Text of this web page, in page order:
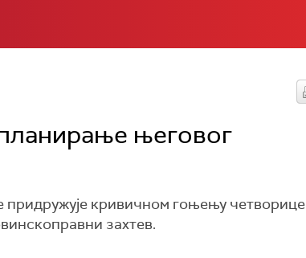
његовог
придружује кривичном гоњењу четворице
захтев.